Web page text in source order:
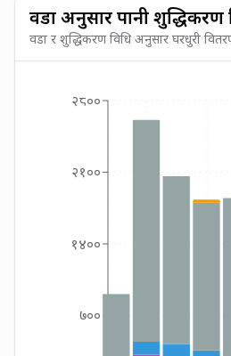
वडा अनुसार पानी शुद्धिकरण
वडा र शुद्धिकरण विधि अनुसार घरधुरी
७००
१४००
२१००
२८००